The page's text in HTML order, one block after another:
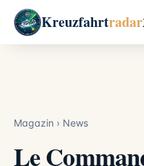
Kreuzfahrtradar
Magazin › News
Le